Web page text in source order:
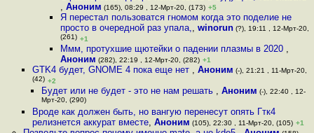
, Аноним (165), 08:29 , 12-Мрт-20, (173) +5
Я перестал пользоватся гномом когда это поделие не
просто в очередной раз упала,, winorun(?), 19:11 , 12-Мрт-20,
(261) +1
Ммм, протухшие щютейки о падении плазмы в 2020 ,
Аноним (282), 22:19 , 12-Мрт-20, (282) +1
GTK4 будет, GNOME 4 пока еще нет , Аноним (-), 21:21 , 11-Мрт-20,
(42) +2
Будет или не будет - это не нам решать ,Аноним (-), 22:40 , 12-
Мрт-20, (290)
Вроде как должен быть, но вангую перенесут опять Гтк4
релизнется аккурат вместе, Аноним (105), 22:30 , 11-Мрт-20, (105) +1